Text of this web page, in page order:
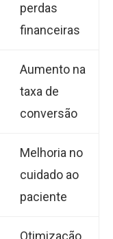
perdas
financeiras
Aumento na
taxa de
conversão
Melhoria no
cuidado ao
paciente
Otimização